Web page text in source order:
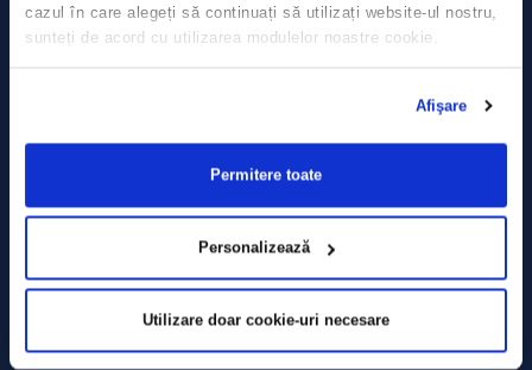
cazul în care alegeți să continuați să utilizați website-ul nostru,
sunteți de acord cu utilizarea modulelor noastre cookie.
Afişare
Permitere toate
Personalizează
Utilizare doar cookie-uri necesare